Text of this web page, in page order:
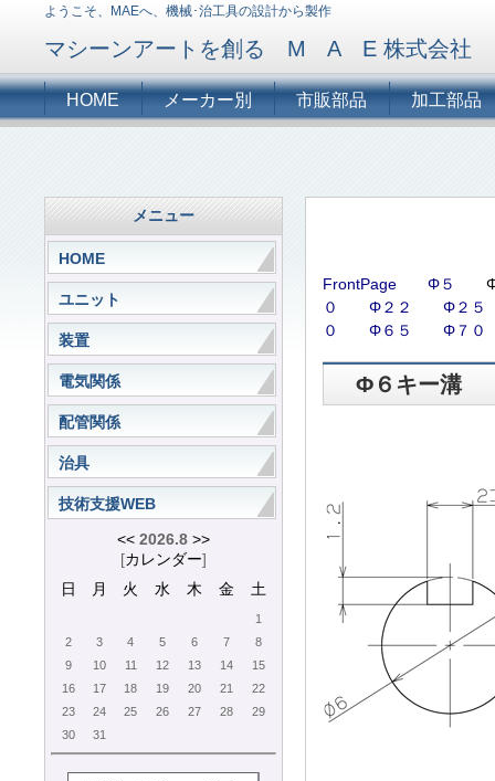
ようこそ、MAEへ、機械･治工具の設計から製作
マシーンアートを創る M A E 株式会社
HOME メーカー別 市販部品 加工部品
FrontPage Φ５
０
Φ２２
Φ２５
０
Φ６５ Φ７０
Φ６キー溝
メニュー
HOME
ユニット
装置
電気関係
配管関係
治具
技術支援WEB
<< 2026.8 >>
[カレンダー]
日
月 火 水 木 金 土
1
2
3 4 5 6 7
8
9
10 11 12 13 14
15
16
17 18 19 20 21
22
23
24 25 26 27 28
29
30
31